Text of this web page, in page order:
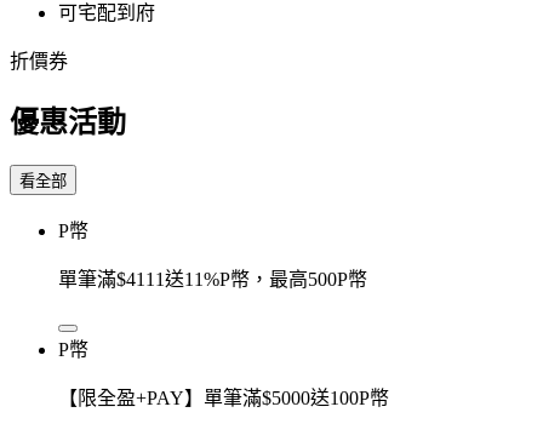
可宅配到府
折價券
優惠活動
看全部
P幣
單筆滿$4111送11%P幣，最高500P幣
P幣
【限全盈+PAY】單筆滿$5000送100P幣